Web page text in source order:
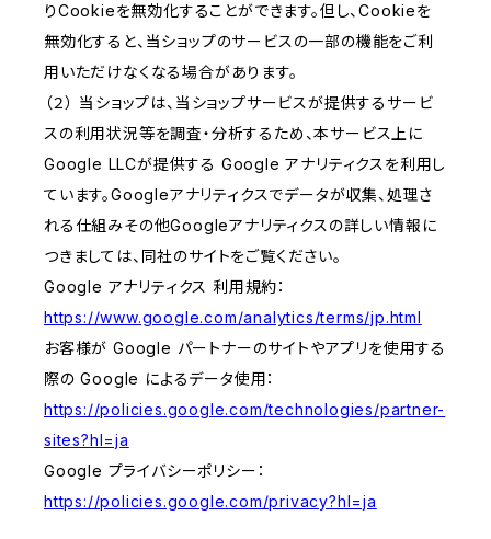
りCookieを無効化することができます。但し、Cookieを
無効化すると、当ショップのサービスの一部の機能をご利
用いただけなくなる場合があります。
（２） 当ショップは、当ショップサービスが提供するサービ
スの利用状況等を調査・分析するため、本サービス上に
Google LLCが提供する Google アナリティクスを利用し
ています。Googleアナリティクスでデータが収集、処理さ
れる仕組みその他Googleアナリティクスの詳しい情報に
つきましては、同社のサイトをご覧ください。
Google アナリティクス 利用規約：
https://www.google.com/analytics/terms/jp.html
お客様が Google パートナーのサイトやアプリを使用する
際の Google によるデータ使用：
https://policies.google.com/technologies/partner-
sites?hl=ja
Google プライバシーポリシー：
https://policies.google.com/privacy?hl=ja